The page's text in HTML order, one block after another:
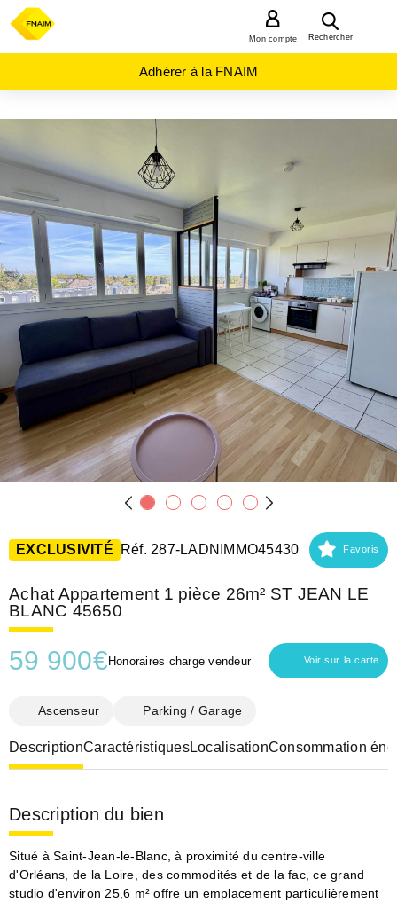
Rechercher
Mon compte
Adhérer à la FNAIM
CENTRE-
LOIRE
LOIRET
(45)
ST
JEAN
BLANC
(45650)
EXCLUSIVITÉ Réf. 287-LADNIMMO45430 Favoris
Achat Appartement 1 pièce 26m² ST JEAN LE
BLANC 45650
59 900€Honoraires charge vendeur Voir sur la carte
Ascenseur Parking / Garage
DescriptionCaractéristiquesLocalisationConsommation
Description du bien
Situé à Saint-Jean-le-Blanc, à proximité du centre-ville
d'Orléans, de la Loire, des commodités et de la fac, ce grand
studio d'environ 25,6 m² offre un emplacement particulièrement